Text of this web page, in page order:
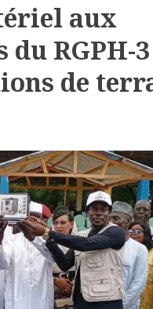
aux
du RGPH-
de